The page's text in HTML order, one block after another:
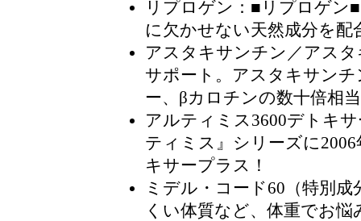
リプロゲン ：■リプロゲン
に欠かせない天然成分を配
アスタキサンチン／アス
サポート。アスタキサン
ー、βカロチンの数十倍相
アルティミス3600デトキ
ティミス』シリーズに
キサープラス！
ミデル・コード60（特別
くい体質など、体重でお